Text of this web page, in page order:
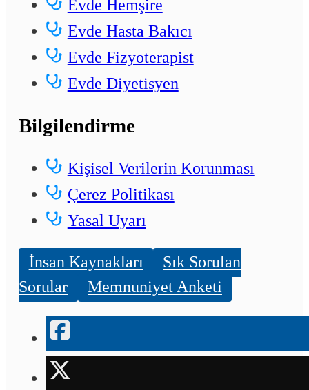
Evde Hemşire
Evde Hasta Bakıcı
Evde Fizyoterapist
Evde Diyetisyen
Bilgilendirme
Kişisel Verilerin Korunması
Çerez Politikası
Yasal Uyarı
İnsan Kaynakları
Sık Sorulan
Sorular
Memnuniyet Anketi